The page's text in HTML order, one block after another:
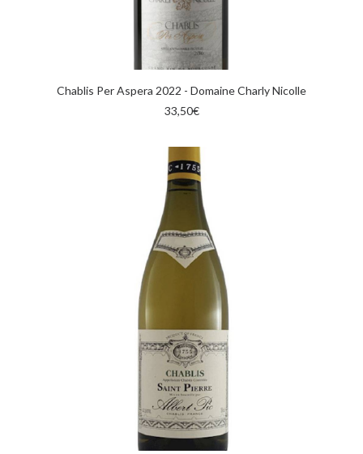
AGGIUNGI AL CARRELLO
Chablis Per Aspera 2022 - Domaine Charly Nicolle
33,50€